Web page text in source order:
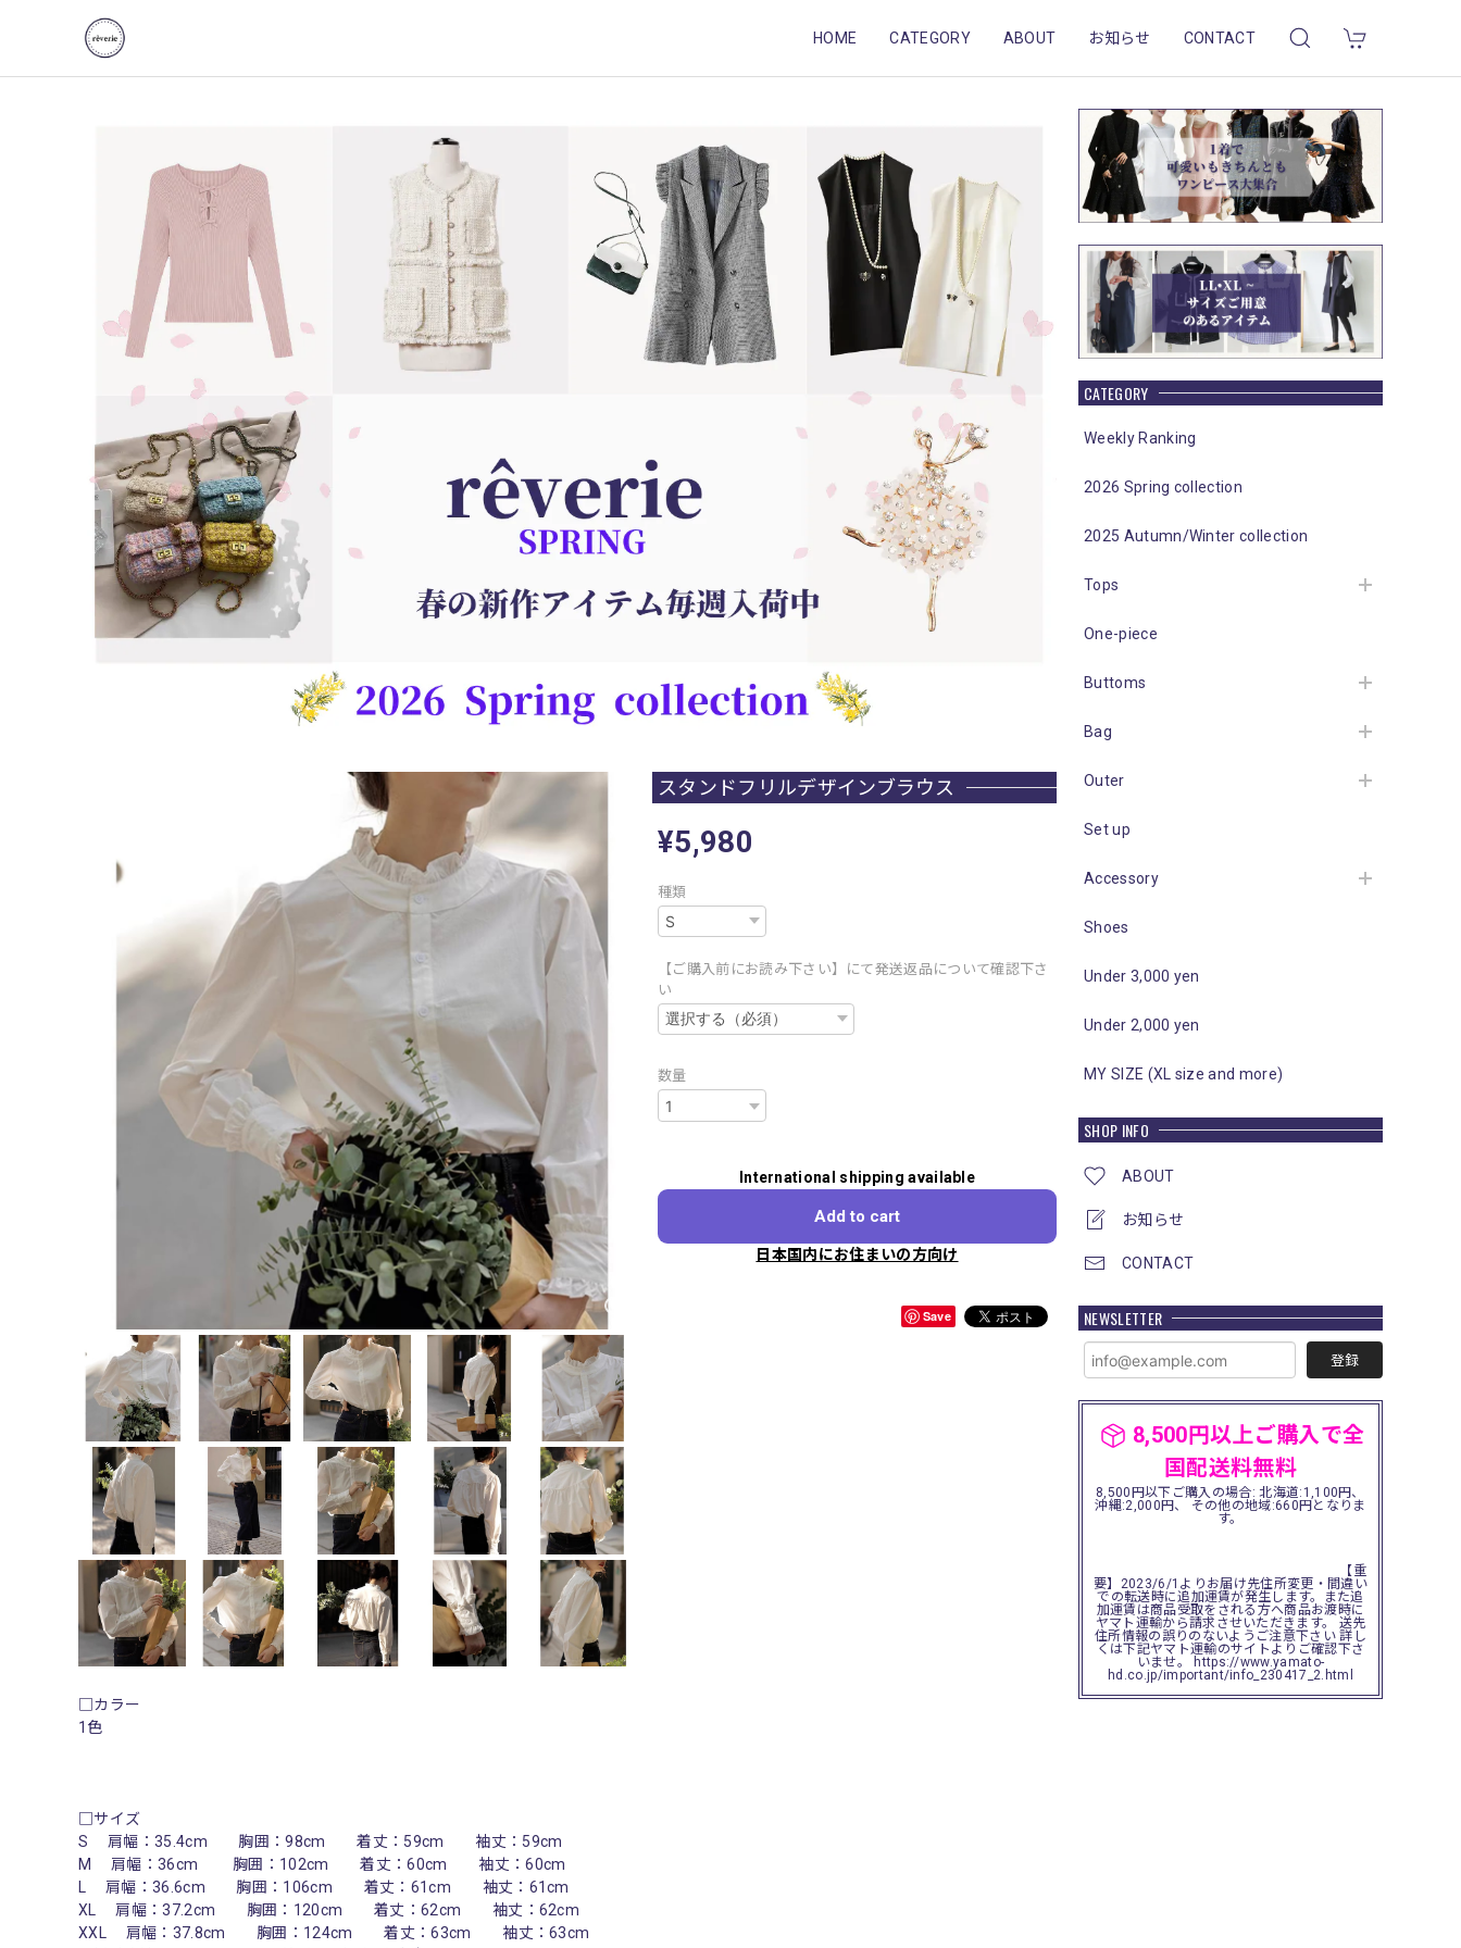
HOME CATEGORY ABOUT お知らせ CONTACT
CATEGORY
Weekly Ranking
2026 Spring collection
2025 Autumn/Winter collection
Tops
One-piece
Buttoms
Bag
Outer
Set up
Accessory
Shoes
Under 3,000 yen
Under 2,000 yen
MY SIZE (XL size and more)
SHOP INFO
ABOUT
お知らせ
CONTACT
NEWSLETTER
登録
8,500円以上ご購入で全
国配送料無料
8,500円以下ご購入の場合: 北海道:1,100円、
沖縄:2,000円、 その他の地域:660円となりま
す。
【重
要】2023/6/1よりお届け先住所変更・間違い
での転送時に追加運賃が発生します。また追
加運賃は商品受取をされる方へ商品お渡時に
ヤマト運輸から請求させいただきます。 送先
住所情報の誤りのないようご注意下さい 詳し
くは下記ヤマト運輸のサイトよりご確認下さ
いませ。 https://www.yamato-
hd.co.jp/important/info_230417_2.html
スタンドフリルデザインブラウス
¥5,980
種類
【ご購入前にお読み下さい】にて発送返品について確認下さ
い
数量
International shipping available
Add to cart
日本国内にお住まいの方向け
Save
□カラー
1色
□サイズ
S 肩幅：35.4cm 胸囲：98cm 着丈：59cm 袖丈：59cm
M 肩幅：36cm 胸囲：102cm 着丈：60cm 袖丈：60cm
L 肩幅：36.6cm 胸囲：106cm 着丈：61cm 袖丈：61cm
XL 肩幅：37.2cm 胸囲：120cm 着丈：62cm 袖丈：62cm
XXL 肩幅：37.8cm 胸囲：124cm 着丈：63cm 袖丈：63cm